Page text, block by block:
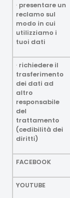
· presentare un
reclamo sul
modo in cui
utilizziamo i
tuoi dati
· richiedere il
trasferimento
dei dati ad
altro
responsabile
del
trattamento
(cedibilità dei
diritti)
FACEBOOK
YOUTUBE